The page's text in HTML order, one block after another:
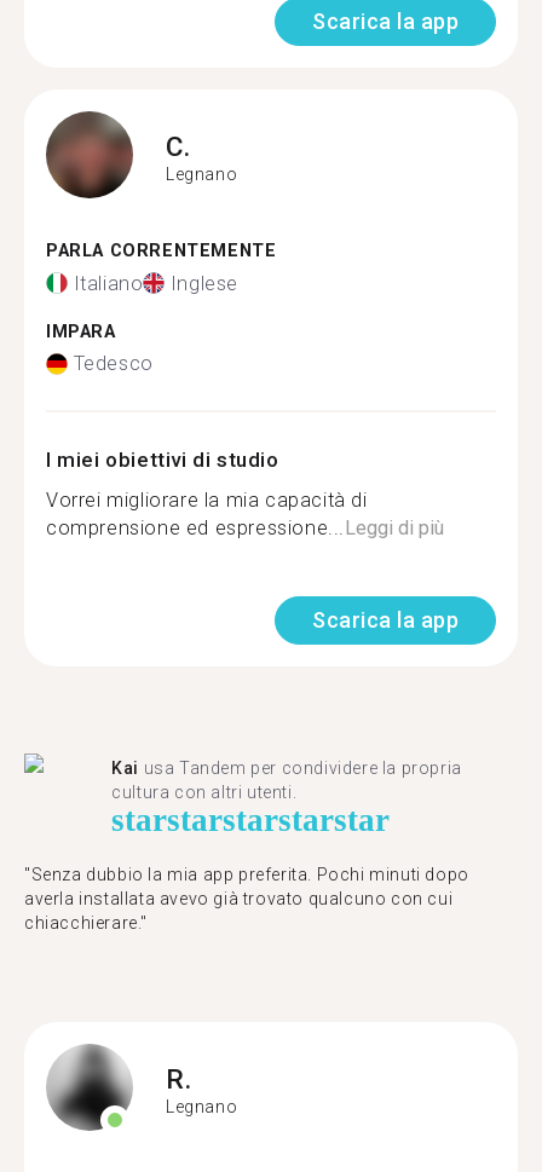
Scarica la app
C.
Legnano
PARLA CORRENTEMENTE
Italiano Inglese
IMPARA
Tedesco
I miei obiettivi di studio
Vorrei migliorare la mia capacità di
comprensione ed espressione...Leggi di più
Scarica la app
Kai usa Tandem per condividere la propria
cultura con altri utenti.
starstarstarstarstar
"Senza dubbio la mia app preferita. Pochi minuti dopo
averla installata avevo già trovato qualcuno con cui
chiacchierare."
R.
Legnano